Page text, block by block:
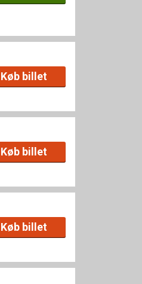
Køb billet
Køb billet
Køb billet